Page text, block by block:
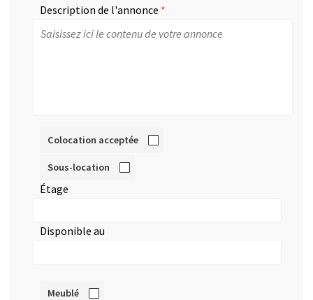
Description de l'annonce
Colocation acceptée
Sous-location
Étage
Disponible au
Meublé